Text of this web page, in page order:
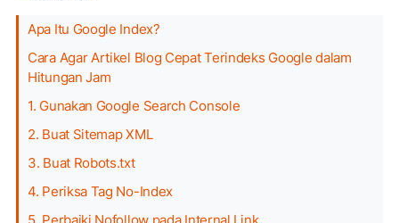
Apa Itu Google Index?
Cara Agar Artikel Blog Cepat Terindeks Google dalam
Hitungan Jam
1. Gunakan Google Search Console
2. Buat Sitemap XML
3. Buat Robots.txt
4. Periksa Tag No-Index